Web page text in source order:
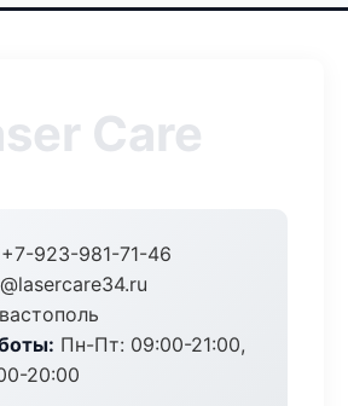
Care
+7-923-981-71-46
Пн-Пт: 09:00-21:00,
20:00